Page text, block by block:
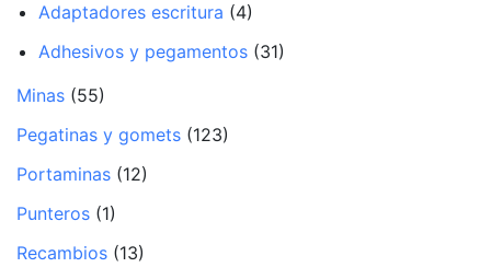
Adaptadores escritura (4)
Adhesivos y pegamentos (31)
Minas (55)
Pegatinas y gomets (123)
Portaminas (12)
Punteros (1)
Recambios (13)